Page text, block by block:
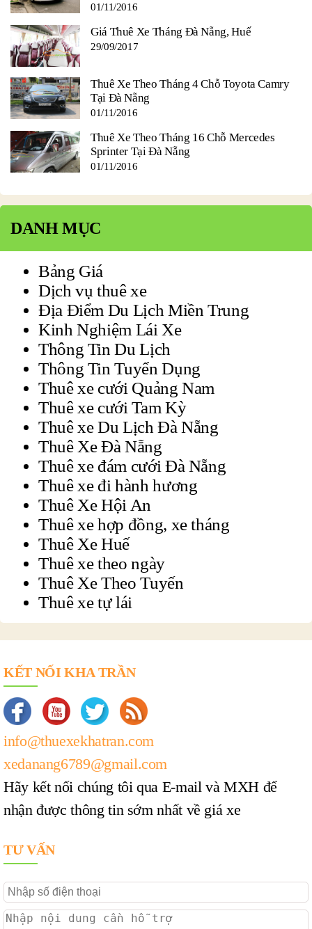
01/11/2016
Giá Thuê Xe Tháng Đà Nẵng, Huế
29/09/2017
Thuê Xe Theo Tháng 4 Chỗ Toyota Camry
Tại Đà Nẵng
01/11/2016
Thuê Xe Theo Tháng 16 Chỗ Mercedes
Sprinter Tại Đà Nẵng
01/11/2016
DANH MỤC
Bảng Giá
Dịch vụ thuê xe
Địa Điểm Du Lịch Miền Trung
Kinh Nghiệm Lái Xe
Thông Tin Du Lịch
Thông Tin Tuyển Dụng
Thuê xe cưới Quảng Nam
Thuê xe cưới Tam Kỳ
Thuê xe Du Lịch Đà Nẵng
Thuê Xe Đà Nẵng
Thuê xe đám cưới Đà Nẵng
Thuê xe đi hành hương
Thuê Xe Hội An
Thuê xe hợp đồng, xe tháng
Thuê Xe Huế
Thuê xe theo ngày
Thuê Xe Theo Tuyến
Thuê xe tự lái
KẾT NỐI KHA TRẦN
info@thuexekhatran.com
xedanang6789@gmail.com
Hãy kết nối chúng tôi qua E-mail và MXH để
nhận được thông tin sớm nhất về giá xe
TƯ VẤN